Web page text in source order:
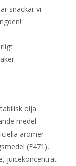
snackar vi
olja
medel
aromer
(E471),
juicekoncentrat